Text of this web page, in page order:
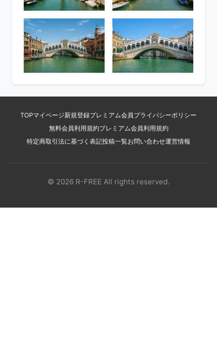
TOPマイページ新規登録プレミアム会員 プライバシーポリシー
無料会員利用規約プレミアム会員利用規約
特定商取引法に基づく表記投稿一覧お問い合わせ運営情報
© 2026 R-FREE All rights reserved.